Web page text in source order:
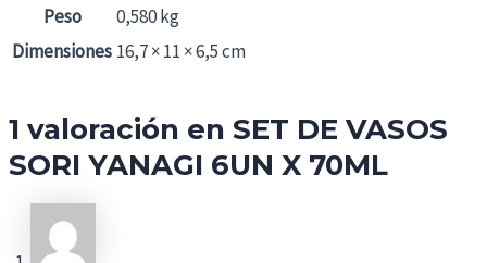
Peso
0,580 kg
Dimensiones 16,7 × 11 × 6,5 cm
1 valoración en SET DE VASOS
SORI YANAGI 6UN X 70ML